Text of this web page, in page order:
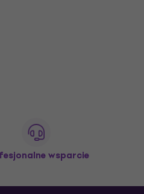
wsparcie